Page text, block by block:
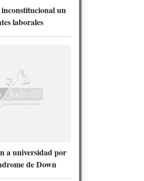
un
laborales
a universidad por
de Down